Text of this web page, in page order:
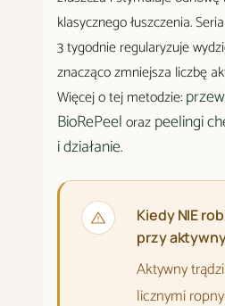
klasycznego łuszczenia.
3 tygodnie regularyzuje
znacząco zmniejsza liczbę
Więcej o tej metodzie:
BioRePeelorazpeelingi
i działanie.
Kiedy NIE
przy
Aktywny
licznymi